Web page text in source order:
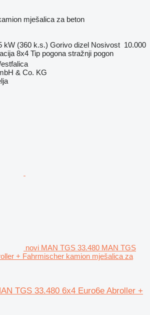
mješalica za beton
kW (360 k.s.) Gorivo dizel Nosivost 10.000
8x4 Tip pogona stražnji pogon
& Co. KG
novi MAN TGS 33.480 MAN TGS
+ Fahrmischer kamion mješalica za
TGS 33.480 6x4 Euro6e Abroller +